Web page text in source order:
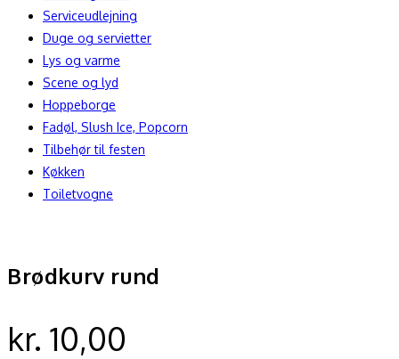
Serviceudlejning
Duge og servietter
Lys og varme
Scene og lyd
Hoppeborge
Fadøl, Slush Ice, Popcorn
Tilbehør til festen
Køkken
Toiletvogne
Brødkurv rund
kr. 10,00